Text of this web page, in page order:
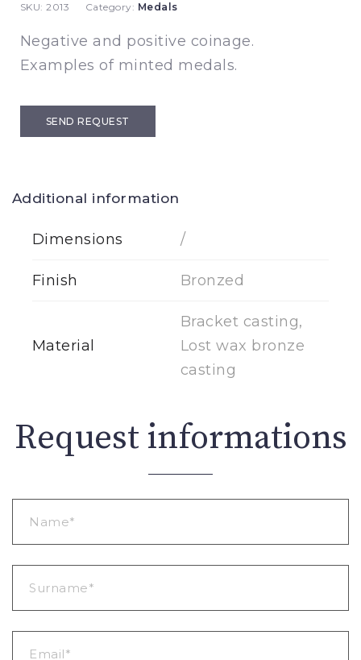
SKU:2013 Category: Medals
Negative and positive coinage.
Examples of minted medals.
SEND REQUEST
Additional information
Dimensions /
Finish Bronzed
Material
Bracket casting,
Lost wax bronze
casting
Request informations